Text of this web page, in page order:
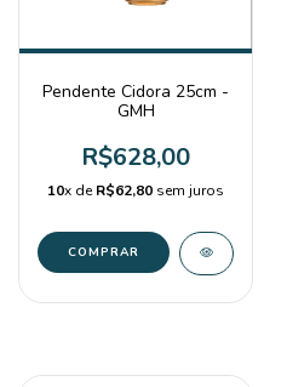
Pendente Cidora 25cm -
GMH
R$628,00
10x deR$62,80 sem juros